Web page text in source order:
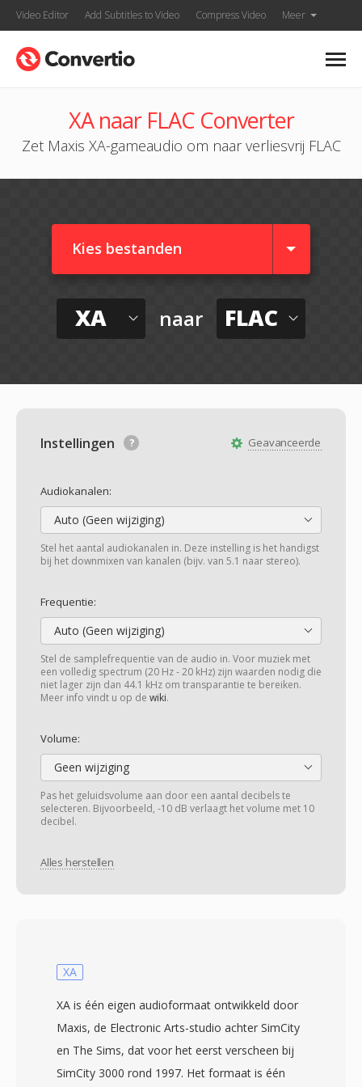
Video Editor Add Subtitles to Video Compress Video Meer
XA naar FLAC Converter
Zet Maxis XA-gameaudio om naar verliesvrij FLAC
Kies bestanden
XA naar FLAC
Geavanceerde
Instellingen
Audiokanalen:
Auto (Geen wijziging)
Stel het aantal audiokanalen in. Deze instelling is het handigst
bij het downmixen van kanalen (bijv. van 5.1 naar stereo).
Frequentie:
Auto (Geen wijziging)
Stel de samplefrequentie van de audio in. Voor muziek met
een volledig spectrum (20 Hz - 20 kHz) zijn waarden nodig die
niet lager zijn dan 44.1 kHz om transparantie te bereiken.
Meer info vindt u op de wiki.
Volume:
Geen wijziging
Pas het geluidsvolume aan door een aantal decibels te
selecteren. Bijvoorbeeld, -10 dB verlaagt het volume met 10
decibel.
Alles herstellen
XA
XA is één eigen audioformaat ontwikkeld door
Maxis, de Electronic Arts-studio achter SimCity
en The Sims, dat voor het eerst verscheen bij
SimCity 3000 rond 1997. Het formaat is één